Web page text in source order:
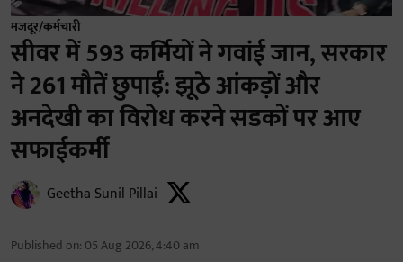
मजदूर/कर्मचारी
सीवर में 593 कर्मियों ने गवांई जान, सरकार
ने 261 मौतें छुपाईं: झूठे आंकड़ों और
अनदेखी का विरोध करने सडकों पर आए
सफाईकर्मी
Geetha Sunil Pillai
Published on: 05 Aug 2026, 4:40 am